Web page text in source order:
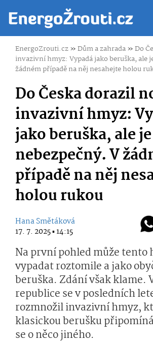
EnergoZrouti.cz»Dům a zahrada»Do
invazivní hmyz: Vypadá jako beruška, ale
žádném případě na něj nesahejte holou
Do Česka dorazil
invazivní hmyz:
jako beruška, ale je
nebezpečný. V
případě na něj
holou rukou
Hana Smětáková
17. 7. 2025 ▪ 14:15
Na první pohled může tento
vypadat roztomile a jako
beruška. Zdání však klame.
republice se v posledních
rozmnožil invazivní hmyz,
klasickou berušku
se o něco jiného.